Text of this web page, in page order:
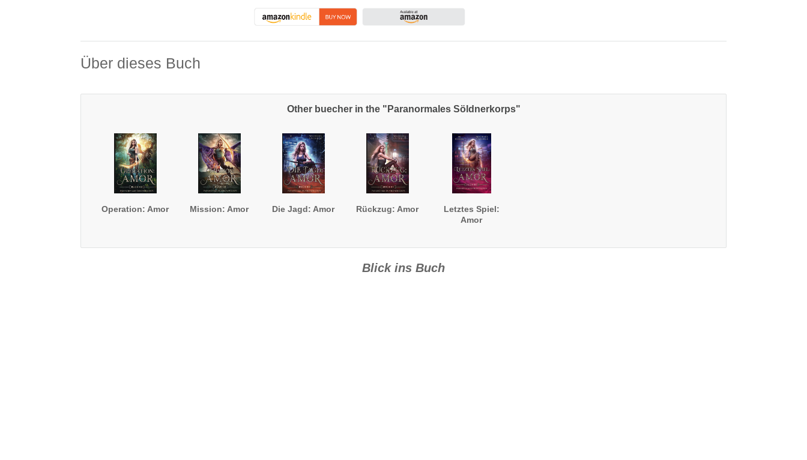
Über dieses Buch
Other buecher in the "Paranormales Söldnerkorps"
Operation: Amor Mission: Amor Die Jagd: Amor Rückzug: Amor
Letztes Spiel:
Amor
Blick ins Buch